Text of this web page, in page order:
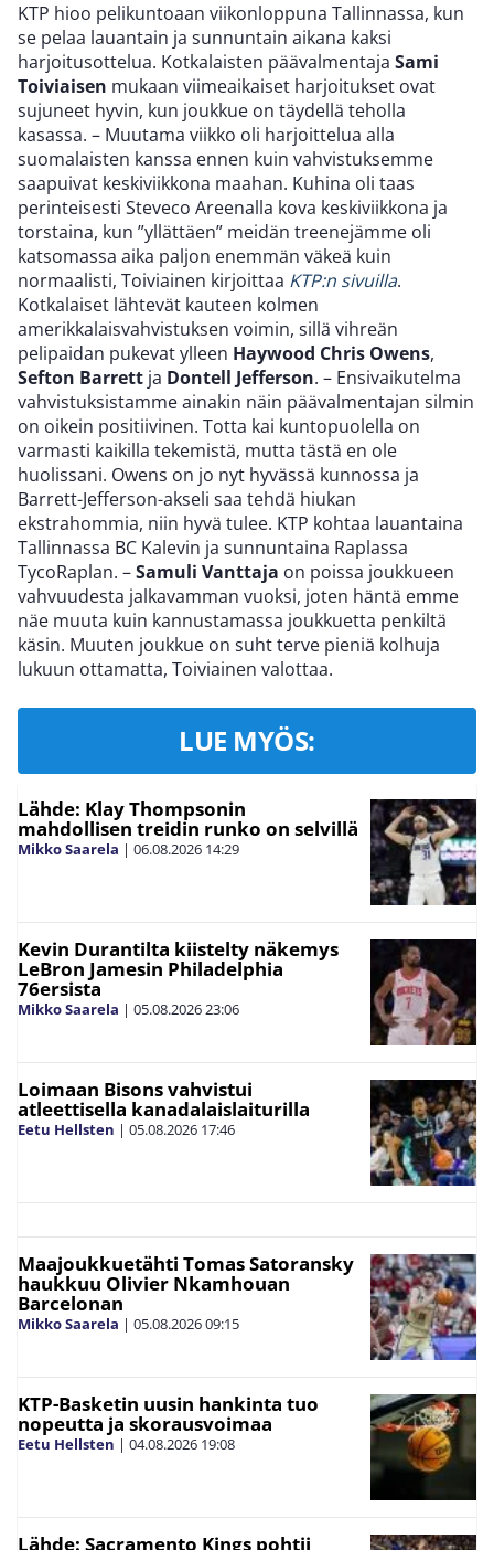
KTP hioo pelikuntoaan viikonloppuna Tallinnassa, kun
se pelaa lauantain ja sunnuntain aikana kaksi
harjoitusottelua. Kotkalaisten päävalmentaja Sami
Toiviaisen mukaan viimeaikaiset harjoitukset ovat
sujuneet hyvin, kun joukkue on täydellä teholla
kasassa. – Muutama viikko oli harjoittelua alla
suomalaisten kanssa ennen kuin vahvistuksemme
saapuivat keskiviikkona maahan. Kuhina oli taas
perinteisesti Steveco Areenalla kova keskiviikkona ja
torstaina, kun ”yllättäen” meidän treenejämme oli
katsomassa aika paljon enemmän väkeä kuin
normaalisti, Toiviainen kirjoittaa KTP:n sivuilla.
Kotkalaiset lähtevät kauteen kolmen
amerikkalaisvahvistuksen voimin, sillä vihreän
pelipaidan pukevat ylleen Haywood Chris Owens,
Sefton Barrett ja Dontell Jefferson. – Ensivaikutelma
vahvistuksistamme ainakin näin päävalmentajan silmin
on oikein positiivinen. Totta kai kuntopuolella on
varmasti kaikilla tekemistä, mutta tästä en ole
huolissani. Owens on jo nyt hyvässä kunnossa ja
Barrett-Jefferson-akseli saa tehdä hiukan
ekstrahommia, niin hyvä tulee. KTP kohtaa lauantaina
Tallinnassa BC Kalevin ja sunnuntaina Raplassa
TycoRaplan. –Samuli Vanttaja on poissa joukkueen
vahvuudesta jalkavamman vuoksi, joten häntä emme
näe muuta kuin kannustamassa joukkuetta penkiltä
käsin. Muuten joukkue on suht terve pieniä kolhuja
lukuun ottamatta, Toiviainen valottaa.
LUE MYÖS:
Lähde: Klay Thompsonin
mahdollisen treidin runko on selvillä
Mikko Saarela | 06.08.2026 14:29
Kevin Durantilta kiistelty näkemys
LeBron Jamesin Philadelphia
76ersista
Mikko Saarela | 05.08.202623:06
Loimaan Bisons vahvistui
atleettisella kanadalaislaiturilla
Eetu Hellsten | 05.08.2026 17:46
Maajoukkuetähti Tomas Satoransky
haukkuu Olivier Nkamhouan
Barcelonan
Mikko Saarela | 05.08.202609:15
KTP-Basketin uusin hankinta tuo
nopeutta ja skorausvoimaa
Eetu Hellsten | 04.08.2026 19:08
Lähde: Sacramento Kings pohtii